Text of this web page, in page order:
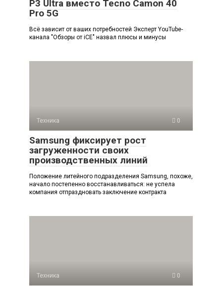
P3 Ultra вместо Tecno Camon 40
Pro 5G
Всё зависит от ваших потребностей Эксперт YouTube-
канала "Обзоры от iCE" назвал плюсы и минусы
Техника 0
Samsung фиксирует рост
загруженности своих
производственных линий
Положение литейного подразделения Samsung, похоже,
начало постепенно восстанавливаться: не успела
компания отпраздновать заключение контракта
Техника 0